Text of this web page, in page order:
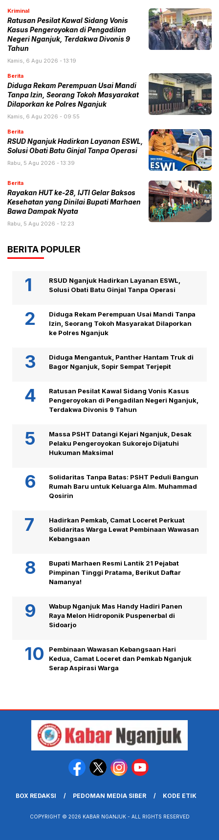
Kriminal
Ratusan Pesilat Kawal Sidang Vonis
Kasus Pengeroyokan di Pengadilan
Negeri Nganjuk, Terdakwa Divonis 9
Tahun
Kamis, 6 Agu 2026 - 13:19
Berita
Diduga Rekam Perempuan Usai Mandi
Tanpa Izin, Seorang Tokoh Masyarakat
Dilaporkan ke Polres Nganjuk
Kamis, 6 Agu 2026 - 09:55
Berita
RSUD Nganjuk Hadirkan Layanan ESWL,
Solusi Obati Batu Ginjal Tanpa Operasi
Rabu, 5 Agu 2026 - 13:39
Berita
Rayakan HUT ke-28, IJTI Gelar Baksos
Kesehatan yang Dinilai Bupati Marhaen
Bawa Dampak Nyata
Rabu, 5 Agu 2026 - 12:23
BERITA POPULER
RSUD Nganjuk Hadirkan Layanan ESWL,
Solusi Obati Batu Ginjal Tanpa Operasi
Diduga Rekam Perempuan Usai Mandi Tanpa
Izin, Seorang Tokoh Masyarakat Dilaporkan
ke Polres Nganjuk
Diduga Mengantuk, Panther Hantam Truk di
Bagor Nganjuk, Sopir Sempat Terjepit
Ratusan Pesilat Kawal Sidang Vonis Kasus
Pengeroyokan di Pengadilan Negeri Nganjuk,
Terdakwa Divonis 9 Tahun
Massa PSHT Datangi Kejari Nganjuk, Desak
Pelaku Pengeroyokan Sukorejo Dijatuhi
Hukuman Maksimal
Solidaritas Tanpa Batas: PSHT Peduli Bangun
Rumah Baru untuk Keluarga Alm. Muhammad
Qosirin
Hadirkan Pemkab, Camat Loceret Perkuat
Solidaritas Warga Lewat Pembinaan Wawasan
Kebangsaan
Bupati Marhaen Resmi Lantik 21 Pejabat
Pimpinan Tinggi Pratama, Berikut Daftar
Namanya!
Wabup Nganjuk Mas Handy Hadiri Panen
Raya Melon Hidroponik Puspenerbal di
Sidoarjo
Pembinaan Wawasan Kebangsaan Hari
Kedua, Camat Loceret dan Pemkab Nganjuk
Serap Aspirasi Warga
BOX REDAKSI PEDOMAN MEDIA SIBER KODE ETIK
COPYRIGHT © 2026 KABAR NGANJUK - ALL RIGHTS RESERVED